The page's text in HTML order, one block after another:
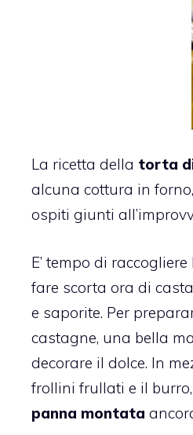
La ricetta della torta
alcuna cottura in
ospiti giunti
E’ tempo di
fare scorta ora di
e saporite. Per
castagne, una bella
decorare il dolce. In
frollini frullati e il
panna montata